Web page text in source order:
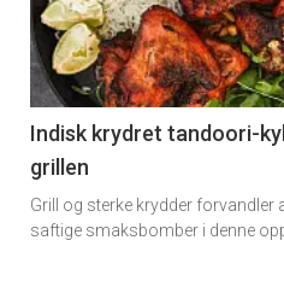
-
section
11
Indisk krydret tandoori-
grillen
Grill og sterke krydder forvandler
saftige smaksbomber i denne